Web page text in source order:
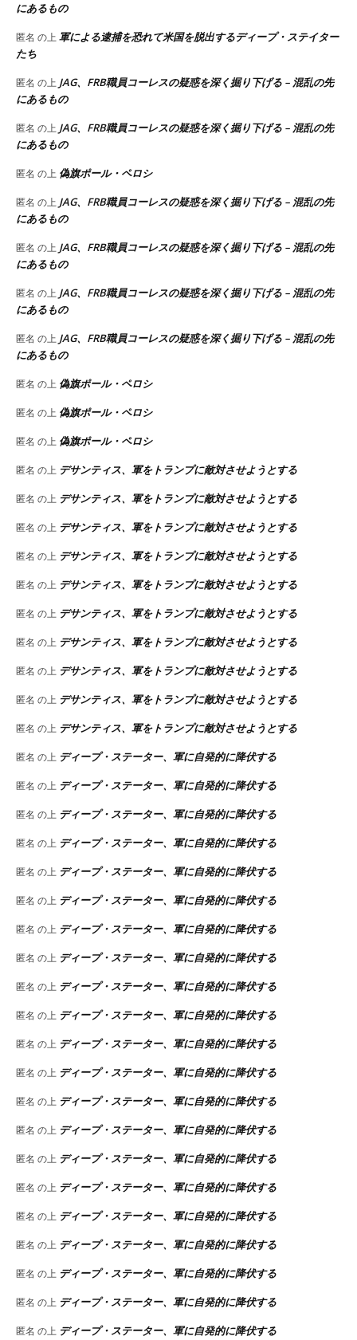
にあるもの
匿名 の上 軍による逮捕を恐れて米国を脱出するディープ・ステイター
たち
匿名 の上 JAG、FRB職員コーレスの疑惑を深く掘り下げる – 混乱の先
にあるもの
匿名 の上 JAG、FRB職員コーレスの疑惑を深く掘り下げる – 混乱の先
にあるもの
匿名 の上 偽旗ポール・ペロシ
匿名 の上 JAG、FRB職員コーレスの疑惑を深く掘り下げる – 混乱の先
にあるもの
匿名 の上 JAG、FRB職員コーレスの疑惑を深く掘り下げる – 混乱の先
にあるもの
匿名 の上 JAG、FRB職員コーレスの疑惑を深く掘り下げる – 混乱の先
にあるもの
匿名 の上 JAG、FRB職員コーレスの疑惑を深く掘り下げる – 混乱の先
にあるもの
匿名 の上 偽旗ポール・ペロシ
匿名 の上 偽旗ポール・ペロシ
匿名 の上 偽旗ポール・ペロシ
匿名 の上 デサンティス、軍をトランプに敵対させようとする
匿名 の上 デサンティス、軍をトランプに敵対させようとする
匿名 の上 デサンティス、軍をトランプに敵対させようとする
匿名 の上 デサンティス、軍をトランプに敵対させようとする
匿名 の上 デサンティス、軍をトランプに敵対させようとする
匿名 の上 デサンティス、軍をトランプに敵対させようとする
匿名 の上 デサンティス、軍をトランプに敵対させようとする
匿名 の上 デサンティス、軍をトランプに敵対させようとする
匿名 の上 デサンティス、軍をトランプに敵対させようとする
匿名 の上 デサンティス、軍をトランプに敵対させようとする
匿名 の上 ディープ・ステーター、軍に自発的に降伏する
匿名 の上 ディープ・ステーター、軍に自発的に降伏する
匿名 の上 ディープ・ステーター、軍に自発的に降伏する
匿名 の上 ディープ・ステーター、軍に自発的に降伏する
匿名 の上 ディープ・ステーター、軍に自発的に降伏する
匿名 の上 ディープ・ステーター、軍に自発的に降伏する
匿名 の上 ディープ・ステーター、軍に自発的に降伏する
匿名 の上 ディープ・ステーター、軍に自発的に降伏する
匿名 の上 ディープ・ステーター、軍に自発的に降伏する
匿名 の上 ディープ・ステーター、軍に自発的に降伏する
匿名 の上 ディープ・ステーター、軍に自発的に降伏する
匿名 の上 ディープ・ステーター、軍に自発的に降伏する
匿名 の上 ディープ・ステーター、軍に自発的に降伏する
匿名 の上 ディープ・ステーター、軍に自発的に降伏する
匿名 の上 ディープ・ステーター、軍に自発的に降伏する
匿名 の上 ディープ・ステーター、軍に自発的に降伏する
匿名 の上 ディープ・ステーター、軍に自発的に降伏する
匿名 の上 ディープ・ステーター、軍に自発的に降伏する
匿名 の上 ディープ・ステーター、軍に自発的に降伏する
匿名 の上 ディープ・ステーター、軍に自発的に降伏する
匿名 の上 ディープ・ステーター、軍に自発的に降伏する